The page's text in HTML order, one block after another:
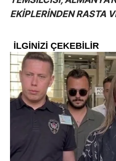
EKİPLERİNDEN RASTA